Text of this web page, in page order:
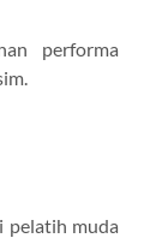
performa
pelatih muda